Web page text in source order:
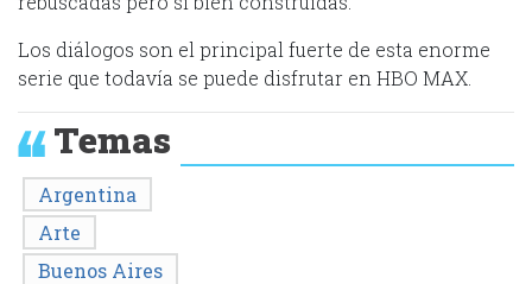
Los diálogos son el principal fuerte de esta enorme
serie que todavía se puede disfrutar en HBO MAX.
Temas
Argentina
Arte
Buenos Aires